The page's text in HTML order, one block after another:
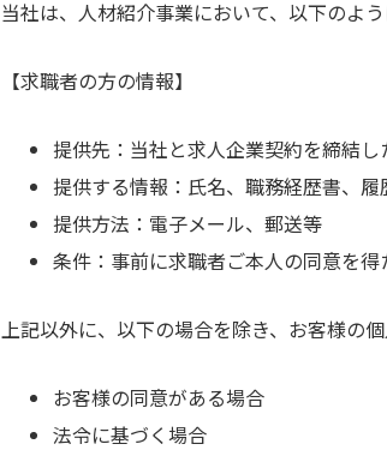
当社は、人材紹介事業において、以下のよ
【求職者の方の情報】
提供先：当社と求人企業契約を締結し
提供する情報：氏名、職務経歴書、
提供方法：電子メール、郵送等
条件：事前に求職者ご本人の同意を
上記以外に、以下の場合を除き、お客様の
お客様の同意がある場合
法令に基づく場合